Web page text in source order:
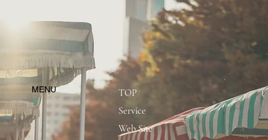
​MENU
TOP
Service
Web Site